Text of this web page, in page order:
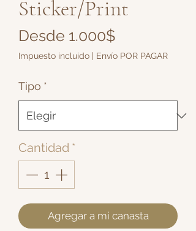
Sticker/Print
Desde 1.000$Precio
de
Impuesto incluido Envío POR PAGAR
Tipo *
Cantidad *
Agregar a mi canasta